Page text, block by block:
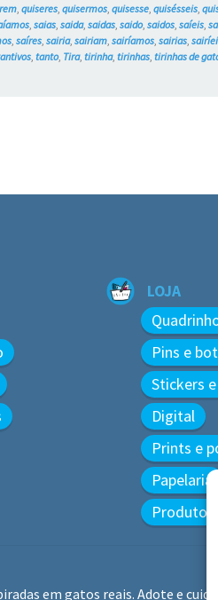
,quiseres ,quisermos ,quisesse ,quisésseis ,
,saias ,saida,saidas ,saido,saidos ,saíeis ,
,saíres ,sairia,sairiam ,sairíamos ,sairias ,
,tanto, Tira,tirinha,tirinhas ,tirinhas de
LOJA
Pins e
Stickers
Digital
Prints e
Papelaria
Produtos
em gatos reais. Adote e